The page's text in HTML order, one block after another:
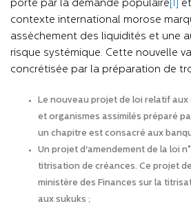
porté par la demande populaire [1]
contexte international morose
assèchement des liquidités et une
risque systémique. Cette nouvelle
concrétisée par la préparation de
Le nouveau projet de loi relatif
et organismes assimilés préparé
un chapitre est consacré aux
Un projet d'amendement de la loi
titrisation de créances. Ce projet
ministère des Finances sur la
aux sukuks ;